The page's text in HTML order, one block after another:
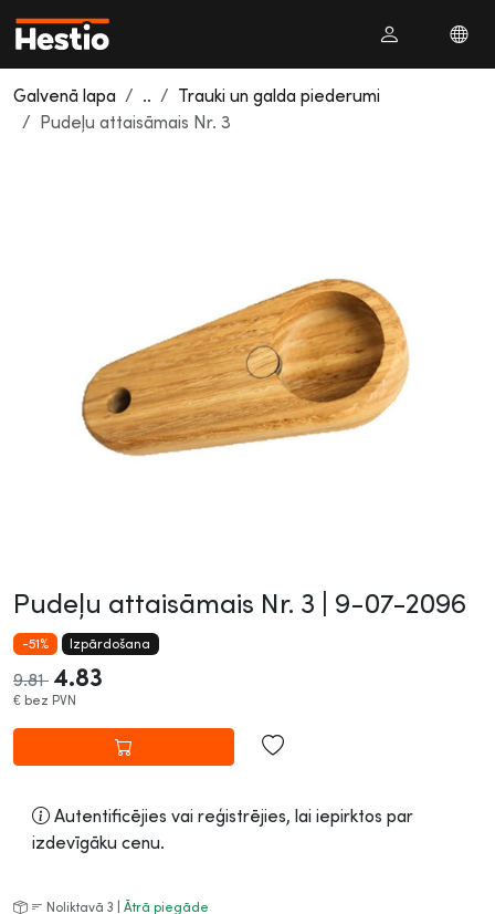
Galvenā lapa ..
Trauki un galda piederumi
Pudeļu attaisāmais Nr. 3
Pudeļu attaisāmais Nr. 3 | 9-07-2096
-51% Izpārdošana
9.81 4.83
€ bez PVN
Autentificējies vai reģistrējies, lai iepirktos par
izdevīgāku cenu.
Noliktavā 3 | Ātrā piegāde